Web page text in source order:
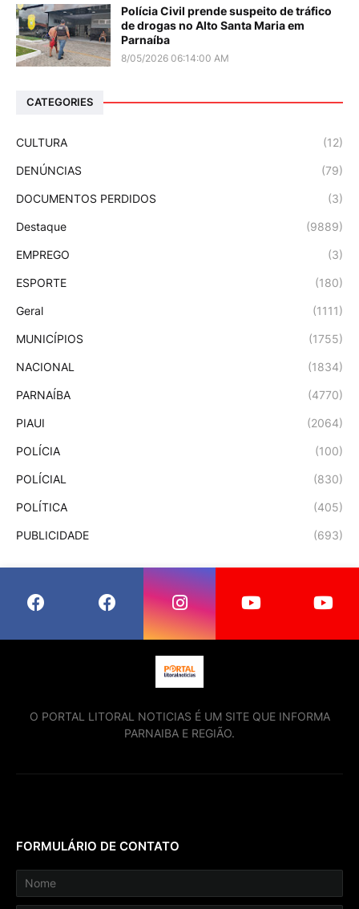
Polícia Civil prende suspeito de tráfico
de drogas no Alto Santa Maria em
Parnaíba
8/05/2026 06:14:00 AM
CATEGORIES
CULTURA (12)
DENÚNCIAS (79)
DOCUMENTOS PERDIDOS (3)
Destaque (9889)
EMPREGO (3)
ESPORTE (180)
Geral (1111)
MUNICÍPIOS (1755)
NACIONAL (1834)
PARNAÍBA (4770)
PIAUI (2064)
POLÍCIA (100)
POLÍCIAL (830)
POLÍTICA (405)
PUBLICIDADE (693)
O PORTAL LITORAL NOTICIAS É UM SITE QUE INFORMA
PARNAIBA E REGIÃO.
FORMULÁRIO DE CONTATO